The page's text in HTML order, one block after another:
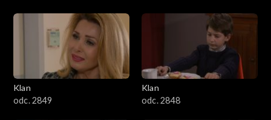
Klan
odc. 2849
Klan
odc. 2848